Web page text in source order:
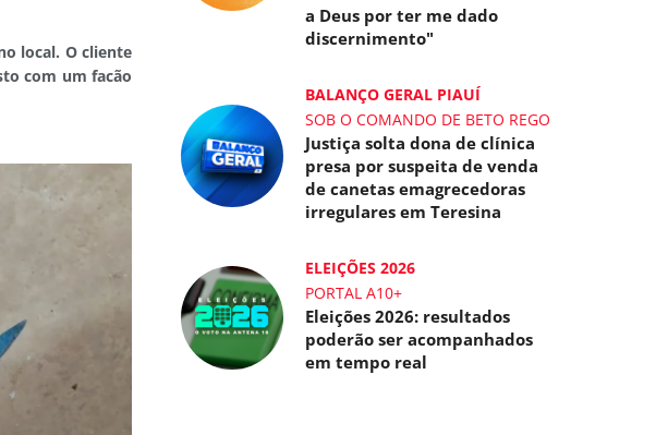
local. O cliente
com um facão
a Deus por ter me dado
discernimento"
BALANÇO GERAL PIAUÍ
SOB O COMANDO DE BETO REGO
Justiça solta dona de clínica
presa por suspeita de venda
de canetas emagrecedoras
irregulares em Teresina
ELEIÇÕES 2026
PORTAL A10+
Eleições 2026: resultados
poderão ser acompanhados
em tempo real